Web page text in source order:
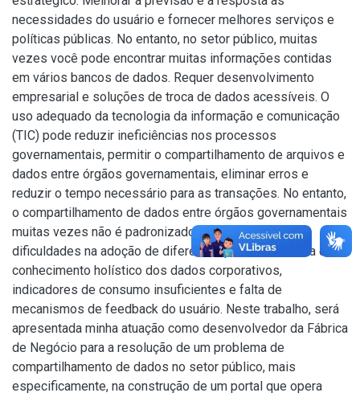
necessidades do usuário e fornecer melhores serviços e
políticas públicas. No entanto, no setor público, muitas
vezes você pode encontrar muitas informações contidas
em vários bancos de dados. Requer desenvolvimento
empresarial e soluções de troca de dados acessíveis. O
uso adequado da tecnologia da informação e comunicação
(TIC) pode reduzir ineficiências nos processos
governamentais, permitir o compartilhamento de arquivos e
dados entre órgãos governamentais, eliminar erros e
reduzir o tempo necessário para as transações. No entanto,
o compartilhamento de dados entre órgãos governamentais
muitas vezes não é padronizado, resultando em
dificuldades na adoção de diferentes processos, falta de
conhecimento holístico dos dados corporativos,
indicadores de consumo insuficientes e falta de
mecanismos de feedback do usuário. Neste trabalho, será
apresentada minha atuação como desenvolvedor da Fábrica
de Negócio para a resolução de um problema de
compartilhamento de dados no setor público, mais
especificamente, na construção de um portal que opera